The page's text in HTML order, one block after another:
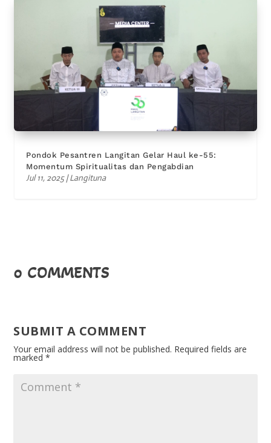
Pondok Pesantren Langitan Gelar Haul ke-55:
Momentum Spiritualitas dan Pengabdian
Jul 11, 2025|Langituna
0 COMMENTS
SUBMIT A COMMENT
Your email address will not be published. Required fields are
marked*